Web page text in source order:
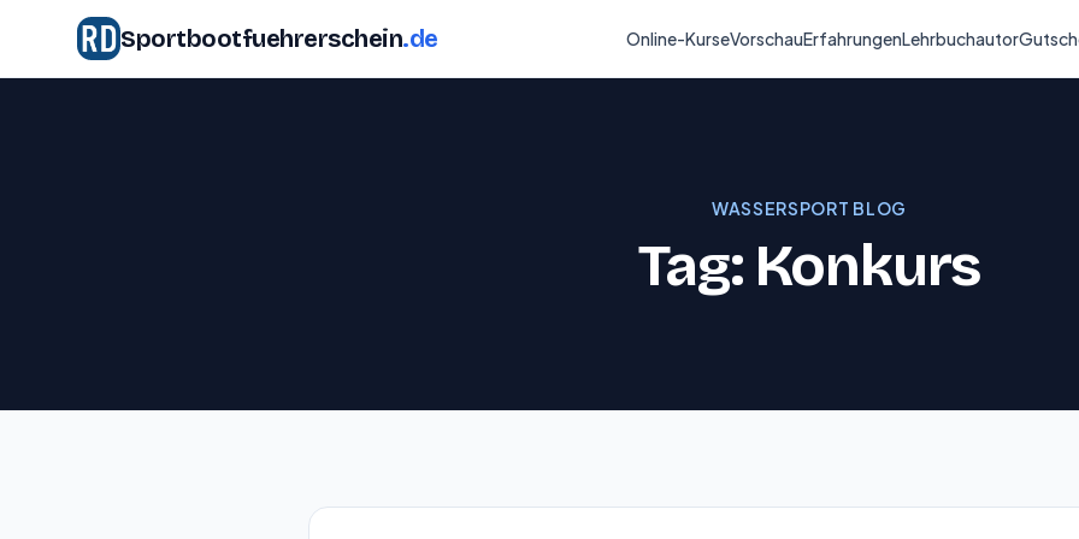
Sportbootfuehrerschein.de Online-KurseVorschauErfahrungenLehrbuchautor
WASSERSPORT BLOG
Tag: Konkurs